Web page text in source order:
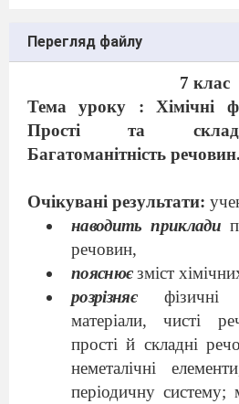
Перегляд файлу
7 клас
Тема уроку : Хімічні
Прості та
Багатоманітність
Очікувані результати:
наводить приклади
речовин,
пояснюєзміст
розрізняєфізичні
матеріали, чисті
прості й складні
неметалічні
періодичну систему;